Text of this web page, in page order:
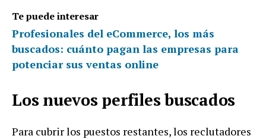
Te puede interesar
Profesionales del eCommerce, los más
buscados: cuánto pagan las empresas para
potenciar sus ventas online
Los nuevos perfiles buscados
Para cubrir los puestos restantes, los reclutadores